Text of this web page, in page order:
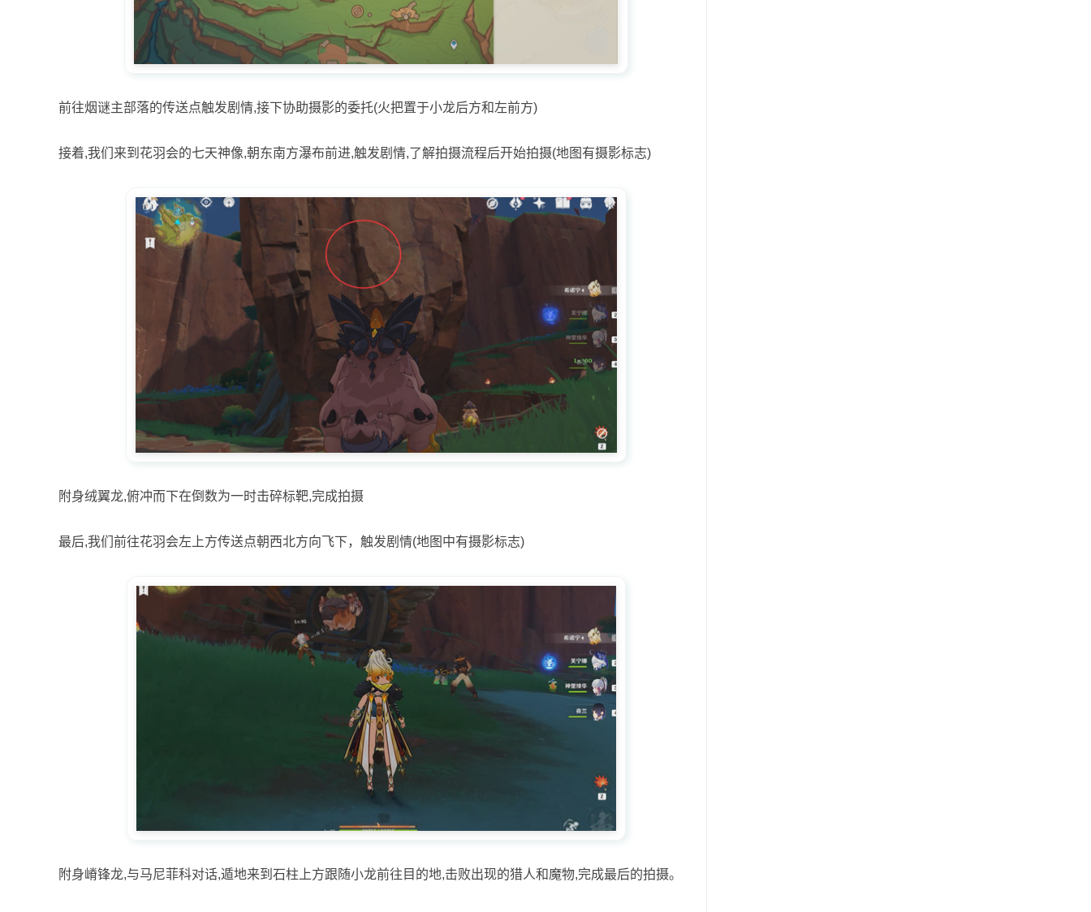
前往烟谜主部落的传送点触发剧情,接下协助摄影的委托(火把置于小龙后方和左前方)
接着,我们来到花羽会的七天神像,朝东南方瀑布前进,触发剧情,了解拍摄流程后开始拍摄(地图有摄影标志)
附身绒翼龙,俯冲而下在倒数为一时击碎标靶,完成拍摄
最后,我们前往花羽会左上方传送点朝西北方向飞下，触发剧情(地图中有摄影标志)
附身嵴锋龙,与马尼菲科对话,遁地来到石柱上方跟随小龙前往目的地,击败出现的猎人和魔物,完成最后的拍摄。